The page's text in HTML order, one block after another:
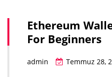
Ethereum
For Beginners
admin Temmuz 28,